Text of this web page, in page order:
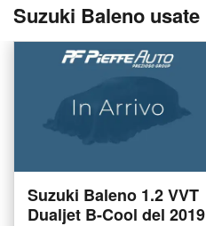
Suzuki Baleno usate
Suzuki Baleno 1.2 VVT
Dualjet B-Cool del 2019